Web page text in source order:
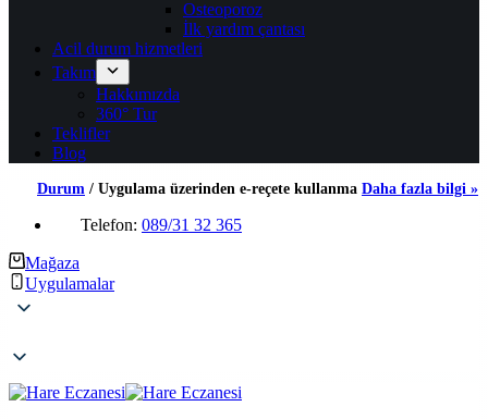
Osteoporoz
İlk yardım çantası
Acil durum hizmetleri
Takım
Hakkımızda
360° Tur
Teklifler
Blog
Durum / Uygulama üzerinden e-reçete kullanma Daha fazla bilgi »
Telefon: 089/31 32 365
Mağaza
Uygulamalar